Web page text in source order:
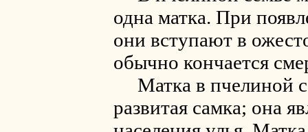
одна матка. При
они вступают в
обычно кончается
Матка в пчелиной
развитая самка; она